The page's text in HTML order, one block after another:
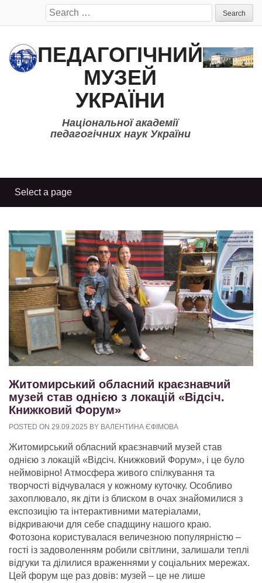
Search
for:
ПЕДАГОГІЧНИЙ
МУЗЕЙ
УКРАЇНИ
Національної академії
педагогічних наук України
Житомирський обласний краєзнавчий
музей став однією з локацій «Відсіч.
Книжковий Форум»
POSTED ON 29.09.2025 BY ВАЛЕНТИНА ЄФІМОВА
Житомирський обласний краєзнавчий музей став
однією з локацій «Відсіч. Книжковий Форум», і це було
неймовірно! Атмосфера живого спілкування та
творчості відчувалася у кожному куточку. Особливо
захоплювало, як діти із блиском в очах знайомилися з
експозицію та інтерактивними матеріалами,
відкриваючи для себе спадщину нашого краю.
Фотозона користувалася величезною популярністю –
гості із задоволенням робили світлини, залишали теплі
відгуки та ділилися враженнями у соціальних мережах.
Цей форум ще раз довів: музей – це не лише